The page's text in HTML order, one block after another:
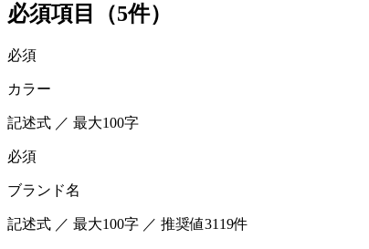
必須項目（5件）
必須
カラー
記述式 ／ 最大100字
必須
ブランド名
記述式 ／ 最大100字 ／ 推奨値3119件